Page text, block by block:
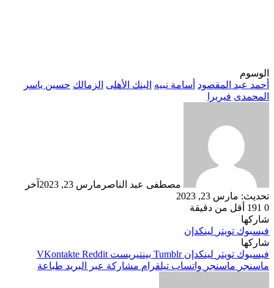
الوسوم
أحمد عبد المقصود أسامة نبيه البنك الأهلى الزمالك حسين ياسر
المحمدى فيريرا
مصطفى عبد الناصر مارس 23, 2023
آخر
تحديث: مارس 23, 2023
0
أقل من دقيقة
شاركها
فيسبوك تويتر لينكدإن
شاركها
فيسبوك تويتر لينكدإن بينتيريست
ماسنجر ماسنجر واتساب تيلقرام مشاركة عبر البريد طباعة